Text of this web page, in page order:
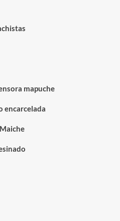
mapuche
encarcelada